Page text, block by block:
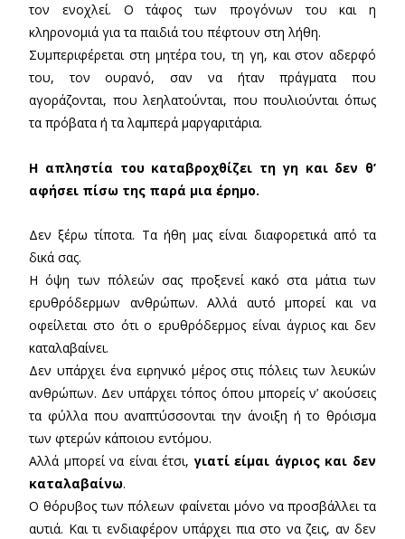
τον ενοχλεί. Ο τάφος των προγόνων του και η
κληρονομιά για τα παιδιά του πέφτουν στη λήθη.
Συμπεριφέρεται στη μητέρα του, τη γη, και στον αδερφό
του, τον ουρανό, σαν να ήταν πράγματα που
αγοράζονται, που λεηλατούνται, που πουλιούνται όπως
τα πρόβατα ή τα λαμπερά μαργαριτάρια.
Η απληστία του καταβροχθίζει τη γη και δεν θ’
αφήσει πίσω της παρά μια έρημο.
Δεν ξέρω τίποτα. Τα ήθη μας είναι διαφορετικά από τα
δικά σας.
Η όψη των πόλεών σας προξενεί κακό στα μάτια των
ερυθρόδερμων ανθρώπων. Αλλά αυτό μπορεί και να
οφείλεται στο ότι ο ερυθρόδερμος είναι άγριος και δεν
καταλαβαίνει.
Δεν υπάρχει ένα ειρηνικό μέρος στις πόλεις των λευκών
ανθρώπων. Δεν υπάρχει τόπος όπου μπορείς ν’ ακούσεις
τα φύλλα που αναπτύσσονται την άνοιξη ή το θρόισμα
των φτερών κάποιου εντόμου.
Αλλά μπορεί να είναι έτσι, γιατί είμαι άγριος και δεν
καταλαβαίνω.
Ο θόρυβος των πόλεων φαίνεται μόνο να προσβάλλει τα
αυτιά. Και τι ενδιαφέρον υπάρχει πια στο να ζεις, αν δεν